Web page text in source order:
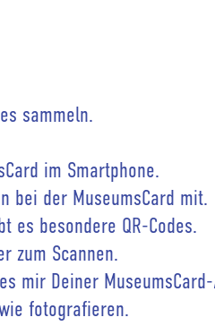
sammeln.
im Smartphone.
bei der MuseumsCard mit.
es besondere QR-Codes.
zum Scannen.
mir Deiner
fotografieren.